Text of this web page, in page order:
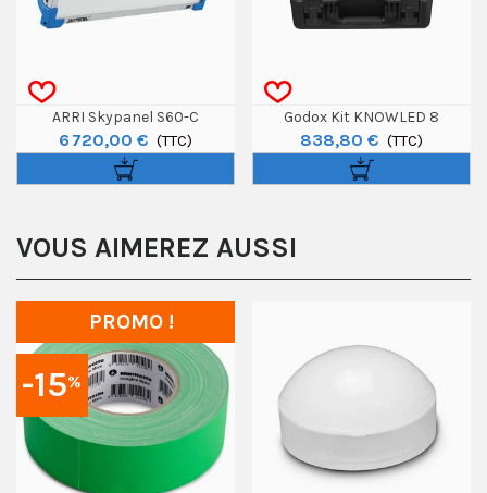
ARRI Skypanel S60-C
6 720,00 € (TTC)
Godox Kit KNOWLED 8
Ampoules CR7-K8
838,80 € (TTC)
VOUS AIMEREZ AUSSI
-15%
PROMO !